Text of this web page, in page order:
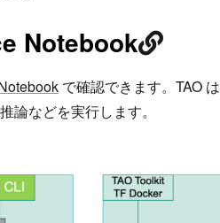
Notebook
で確認できます。TAO は
論などを実行します。